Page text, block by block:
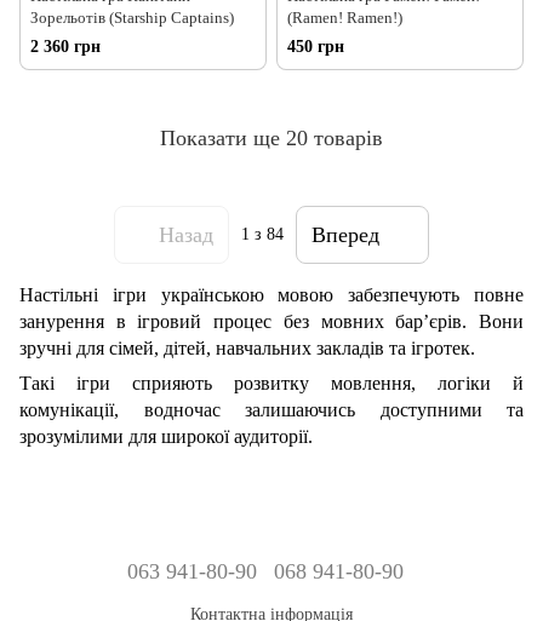
Настільні ігри українською мовою забезпечують повне
занурення в ігровий процес без мовних бар’єрів. Вони
зручні для сімей, дітей, навчальних закладів та ігротек.
Такі ігри сприяють розвитку мовлення, логіки й
комунікації, водночас залишаючись доступними та
зрозумілими для широкої аудиторії.
Зорельотів (Starship Captains)
2 360 грн
(Ramen! Ramen!)
450 грн
Показати ще 20 товарів
Назад 1 з 84 Вперед
063 941-80-90 068 941-80-90
Контактна інформація